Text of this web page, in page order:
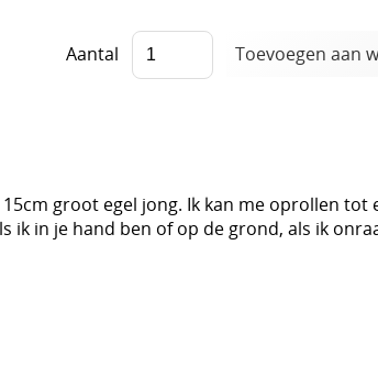
Aantal
groot egel jong. Ik kan me oprollen
ik in je hand ben of op de grond, als ik